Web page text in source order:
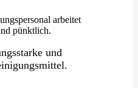
arbeitet
pünktlich.
und